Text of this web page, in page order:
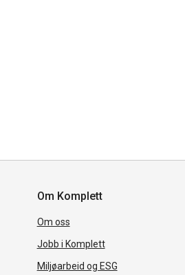
Om Komplett
Om oss
Jobb i Komplett
Miljøarbeid og ESG